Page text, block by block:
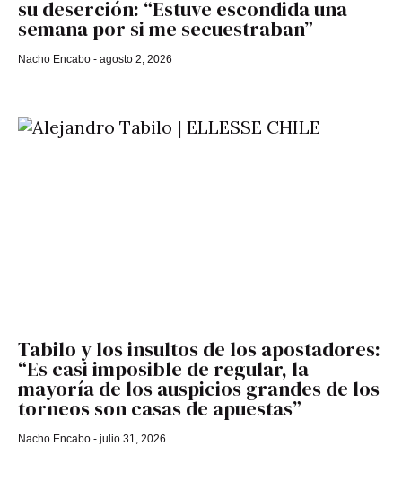
su deserción: “Estuve escondida una
semana por si me secuestraban”
Nacho Encabo agosto 2, 2026
Tabilo y los insultos de los apostadores:
“Es casi imposible de regular, la
mayoría de los auspicios grandes de los
torneos son casas de apuestas”
Nacho Encabo julio 31, 2026